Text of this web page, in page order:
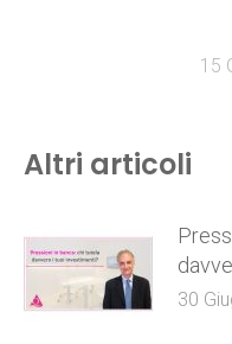
15
Altri articoli
30